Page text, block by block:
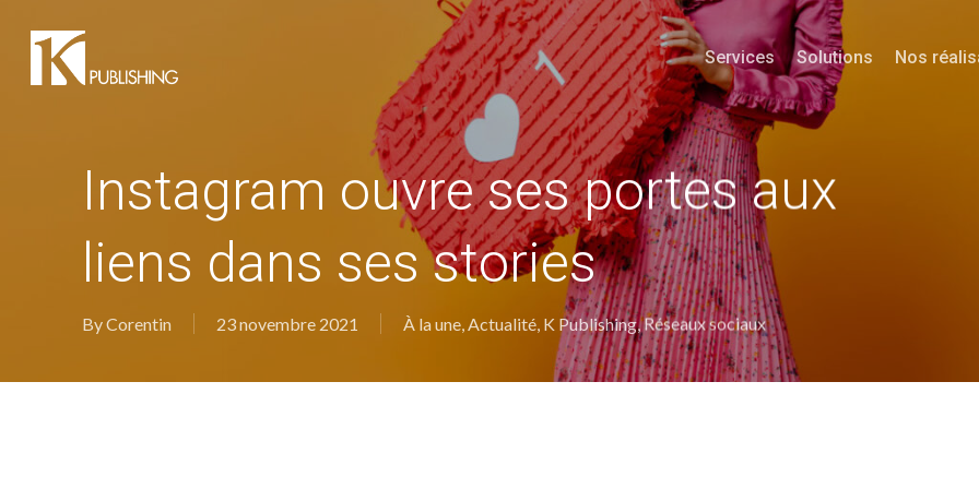
main
Services Solutions Nos
Instagram ouvre ses portes aux
liens dans ses stories
ByCorentin 23 novembre 2021 À la une Actualité K Publishing,Réseaux sociaux